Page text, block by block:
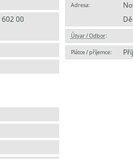
00
Adresa:
Útvar / Odbor:
Plátce / příjemce: